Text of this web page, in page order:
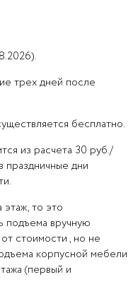
трех дней после
бесплатно.
из расчета 30 руб./
праздничные дни
то это
подъема вручную
стоимости , но не
корпусной мебели
(первый и